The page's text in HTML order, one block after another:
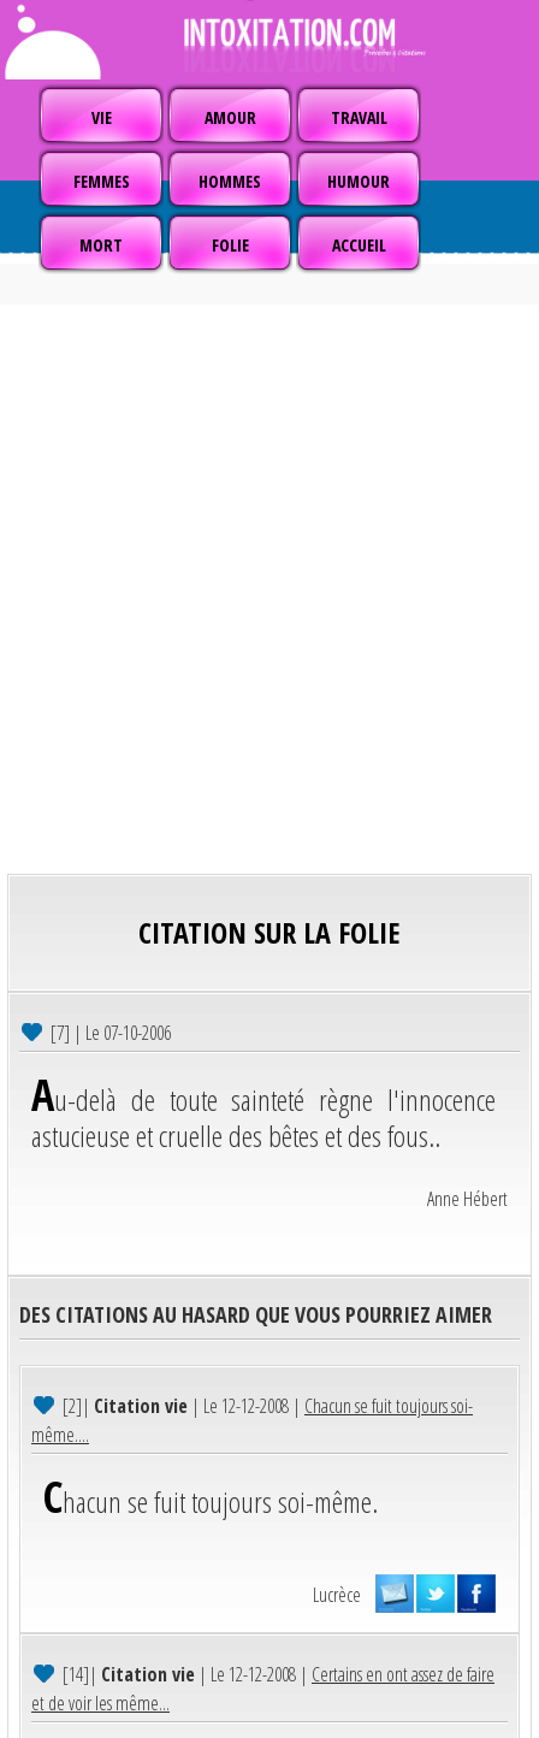
VIE AMOUR TRAVAIL
FEMMES HOMMES HUMOUR
MORT FOLIE ACCUEIL
CITATION SUR LA FOLIE
[7] | Le 07-10-2006
Au-delà de toute sainteté règne l'innocence
astucieuse et cruelle des bêtes et des fous..
Anne Hébert
DES CITATIONS AU HASARD QUE VOUS POURRIEZ AIMER
[2]| Citation vie | Le 12-12-2008 | Chacun se fuit toujours soi-
même....
Chacun se fuit toujours soi-même.
Lucrèce
[14]| Citation vie | Le 12-12-2008 | Certains en ont assez de faire
et de voir les même...